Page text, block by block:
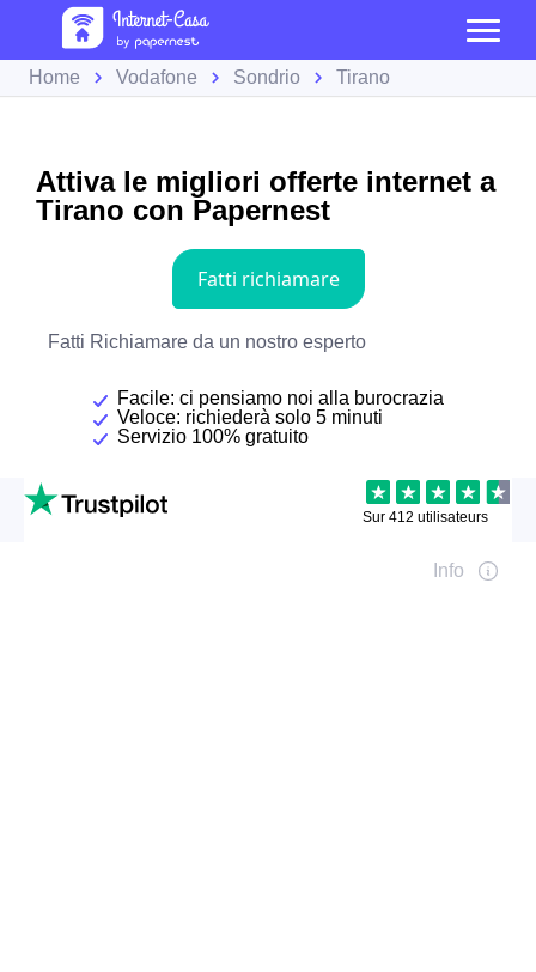
Home Vodafone Sondrio Tirano